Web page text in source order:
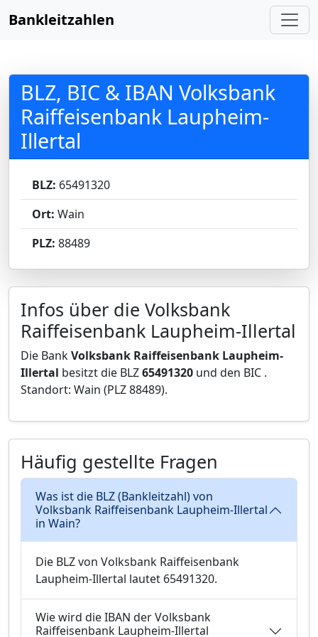
Bankleitzahlen
BLZ, BIC & IBAN Volksbank
Raiffeisenbank Laupheim-
Illertal
BLZ: 65491320
Ort: Wain
PLZ: 88489
Infos über die Volksbank
Raiffeisenbank Laupheim-Illertal
Die BankVolksbank Raiffeisenbank Laupheim-
Illertal besitzt die BLZ65491320 und den BIC .
Standort: Wain (PLZ 88489).
Häufig gestellte Fragen
Was ist die BLZ (Bankleitzahl) von
Volksbank Raiffeisenbank Laupheim-Illertal
in Wain?
Die BLZ von Volksbank Raiffeisenbank
Laupheim-Illertal lautet 65491320.
Wie wird die IBAN der Volksbank
Raiffeisenbank Laupheim-Illertal